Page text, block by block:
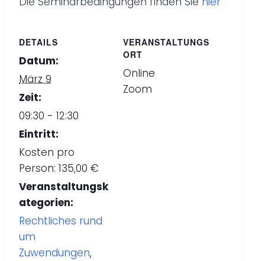
DETAILS
Datum:
März 9
Zeit:
09:30 - 12:30
Eintritt:
Kosten pro
Person: 135,00 €
Veranstaltungsk
ategorien:
Rechtliches rund
um
Zuwendungen,
VERANSTALTUNGS
ORT
Online
Zoom